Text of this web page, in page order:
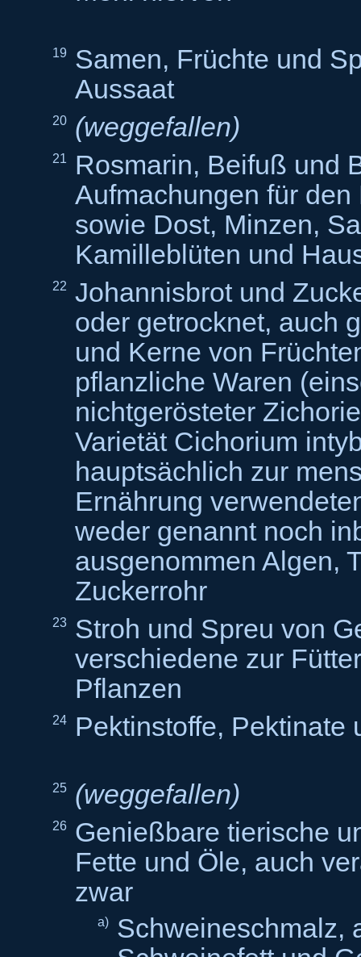
19
Samen, Früchte und
Aussaat
20 (weggefallen)
21
Rosmarin, Beifuß und
Aufmachungen für
sowie Dost, Minzen,
Kamilleblüten und
22
Johannisbrot und
oder getrocknet, auch
und Kerne von
pflanzliche Waren
nichtgerösteter
Varietät Cichorium
hauptsächlich zur
Ernährung
weder genannt noch
ausgenommen Algen,
Zuckerrohr
23
Stroh und Spreu von
verschiedene zur
Pflanzen
24 Pektinstoffe, Pektinate
25 (weggefallen)
26
Genießbare tierische
Fette und Öle, auch
zwar
a)
Schweineschmalz,